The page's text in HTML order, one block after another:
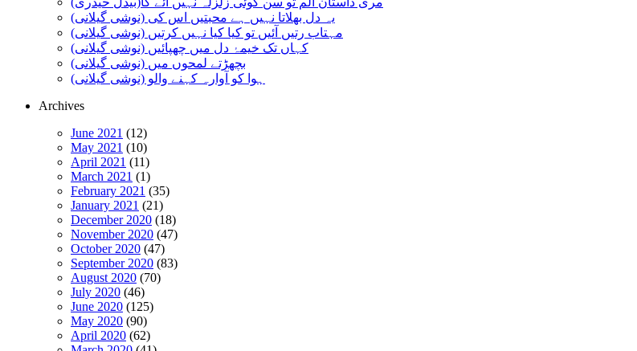
یہ دل بھلاتا نہیں ہے محبتیں اس کی (نوشی گیلانی)
مہتاب رتیں آئیں تو کیا کیا نہیں کرتیں (نوشی گیلانی)
کہاں تک خیمۂ دل میں چھپائیں (نوشی گیلانی)
بچھڑتے لمحوں میں (نوشی گیلانی)
ہوا کو آوارہ کہنے والو (نوشی گیلانی)
Archives
June 2021 (12)
May 2021 (10)
April 2021 (11)
March 2021 (1)
February 2021 (35)
January 2021 (21)
December 2020 (18)
November 2020 (47)
October 2020 (47)
September 2020 (83)
August 2020 (70)
July 2020 (46)
June 2020 (125)
May 2020 (90)
April 2020 (62)